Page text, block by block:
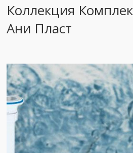
Коллекция
Ани Пласт